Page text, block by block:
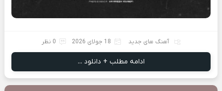
آهنگ های جدید 18 جولای 2026 0 نظر
ادامه مطلب + دانلود ...